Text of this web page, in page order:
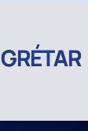
GRÉTAR